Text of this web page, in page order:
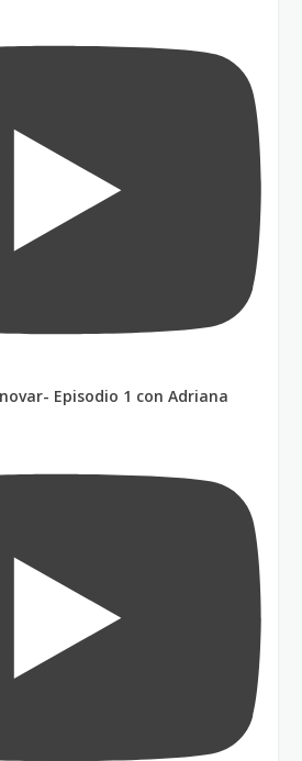
Episodio 1 con Adriana